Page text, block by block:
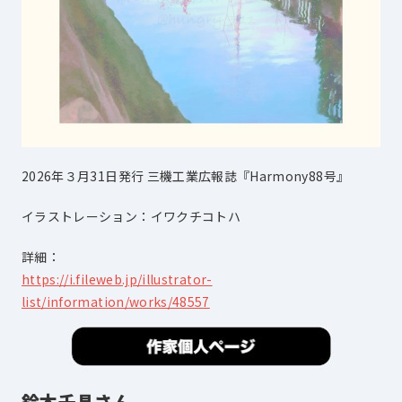
2026年３月31日発行 三機工業広報誌『Harmony88号』
イラストレーション：イワクチコトハ
詳細：
https://i.fileweb.jp/illustrator-
list/information/works/48557